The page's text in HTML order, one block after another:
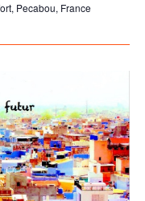
Pecabou, France